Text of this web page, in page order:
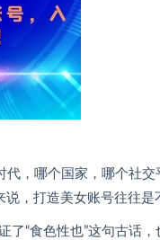
代，哪个国家，哪个社
，打造美女账号往往是
了“食色性也”这句古话